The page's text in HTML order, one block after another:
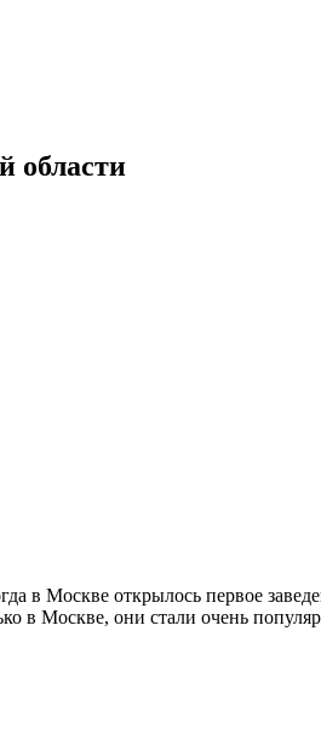
области
в Москве открылось первое
в Москве, они стали очень